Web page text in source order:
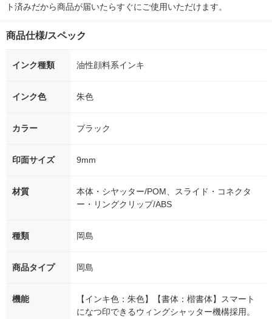
ト済みだから商品が届いたらすぐにご使用いただけます。
商品仕様/スペック
インク種類 油性顔料系インキ
インク色 朱色
カラー ブラック
印面サイズ 9mm
材質
本体・シヤッター/POM、スライド・コネクタ
ー・リングクリップ/ABS
種類 岡島
商品タイプ 岡島
機能
【インキ色：朱色】【書体：楷書体】スマート
になつ印できるウィングシャッター機構採用。